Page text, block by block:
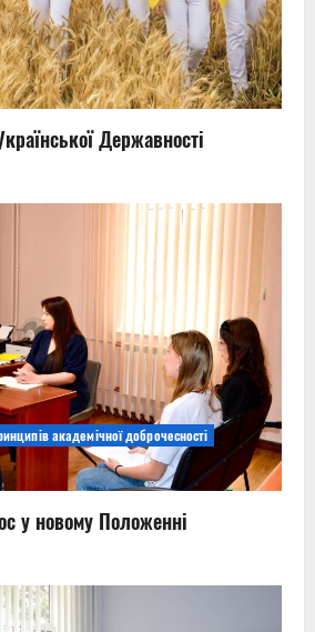
Державності
академічної доброчесності
у новому Положенні